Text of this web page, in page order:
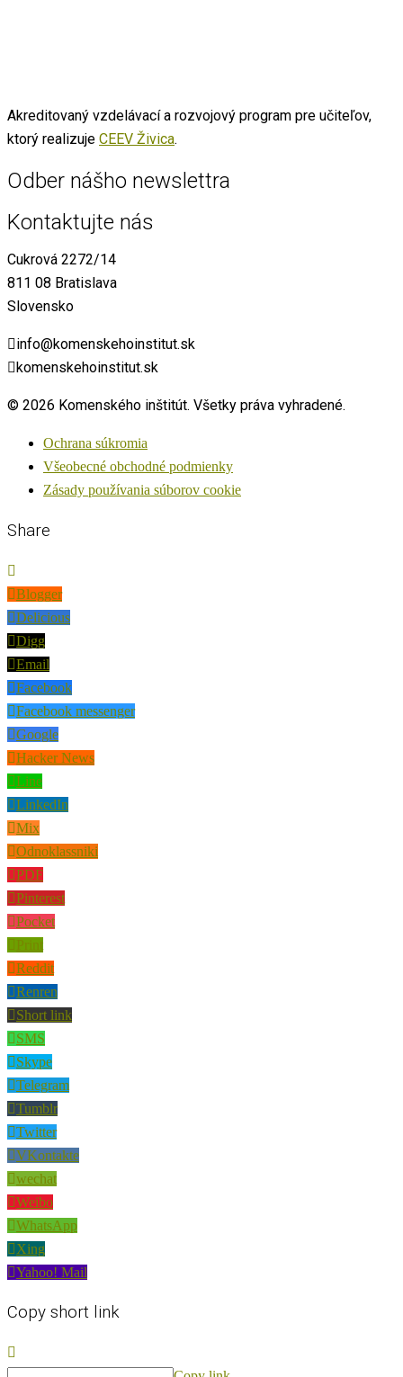
Akreditovaný vzdelávací a rozvojový program pre učiteľov,
ktorý realizuje CEEV Živica.
Odber nášho newslettra
Kontaktujte nás
Cukrová 2272/14
811 08 Bratislava
Slovensko
info@komenskehoinstitut.sk
komenskehoinstitut.sk
© 2026 Komenského inštitút. Všetky práva vyhradené.
Ochrana súkromia
Všeobecné obchodné podmienky
Zásady používania súborov cookie
Share
Blogger
Delicious
Digg
Email
Facebook
Facebook messenger
Google
Hacker News
Line
LinkedIn
Mix
Odnoklassniki
PDF
Pinterest
Pocket
Print
Reddit
Renren
Short link
SMS
Skype
Telegram
Tumblr
Twitter
VKontakte
wechat
Weibo
WhatsApp
Xing
Yahoo! Mail
Copy short link